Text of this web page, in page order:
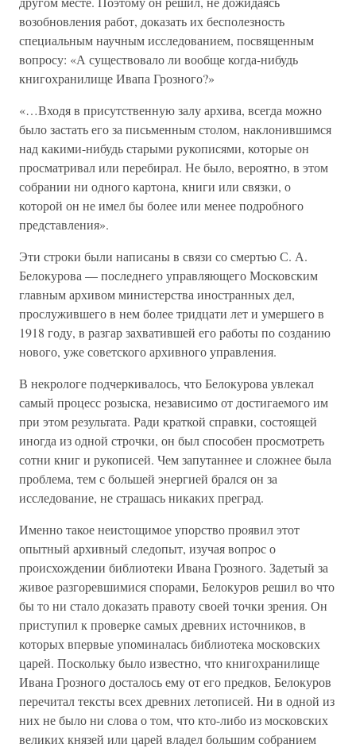
возобновления работ, доказать их бесполезность
специальным научным исследованием, посвященным
вопросу: «А существовало ли вообще когда-нибудь
книгохранилище Ивапа Грозного?»
«…Входя в присутственную залу архива, всегда можно
было застать его за письменным столом, наклонившимся
над какими-нибудь старыми рукописями, которые он
просматривал или перебирал. Не было, вероятно, в этом
собрании ни одного картона, книги или связки, о
которой он не имел бы более или менее подробного
представления».
Эти строки были написаны в связи со смертью С. А.
Белокурова — последнего управляющего Московским
главным архивом министерства иностранных дел,
прослужившего в нем более тридцати лет и умершего в
1918 году, в разгар захватившей его работы по созданию
нового, уже советского архивного управления.
В некрологе подчеркивалось, что Белокурова увлекал
самый процесс розыска, независимо от достигаемого им
при этом результата. Ради краткой справки, состоящей
иногда из одной строчки, он был способен просмотреть
сотни книг и рукописей. Чем запутаннее и сложнее была
проблема, тем с большей энергией брался он за
исследование, не страшась никаких преград.
Именно такое неистощимое упорство проявил этот
опытный архивный следопыт, изучая вопрос о
происхождении библиотеки Ивана Грозного. Задетый за
живое разгоревшимися спорами, Белокуров решил во что
бы то ни стало доказать правоту своей точки зрения. Он
приступил к проверке самых древних источников, в
которых впервые упоминалась библиотека московских
царей. Поскольку было известно, что книгохранилище
Ивана Грозного досталось ему от его предков, Белокуров
перечитал тексты всех древних летописей. Ни в одной из
них не было ни слова о том, что кто-либо из московских
великих князей или царей владел большим собранием